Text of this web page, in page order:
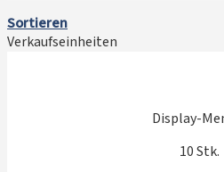
Sortieren
Verkaufseinheiten
Display-
10 Stk.